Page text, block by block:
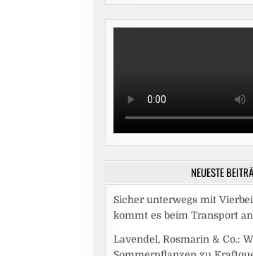
NEUESTE
Sicher unterwegs mit
kommt es beim Transport an
Lavendel, Rosmarin & Co.: